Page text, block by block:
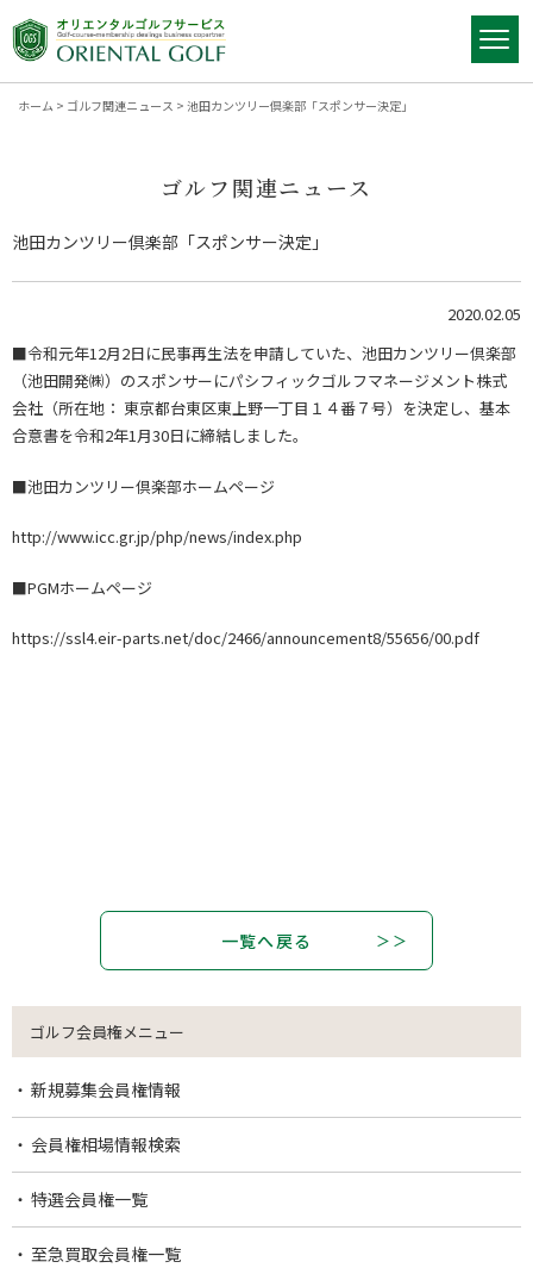
ホーム > ゴルフ関連ニュース > 池田カンツリー倶楽部「スポンサー決定」
ゴルフ関連ニュース
池田カンツリー倶楽部「スポンサー決定」
2020.02.05
■令和元年12月2日に民事再生法を申請していた、池田カンツリー倶楽部
（池田開発㈱）のスポンサーにパシフィックゴルフマネージメント株式
会社（所在地： 東京都台東区東上野一丁目１４番７号）を決定し、基本
合意書を令和2年1月30日に締結しました。
■池田カンツリー倶楽部ホームページ
http://www.icc.gr.jp/php/news/index.php
■PGMホームページ
https://ssl4.eir-parts.net/doc/2466/announcement8/55656/00.pdf
一覧へ戻る
ゴルフ会員権メニュー
新規募集会員権情報
会員権相場情報検索
特選会員権一覧
至急買取会員権一覧